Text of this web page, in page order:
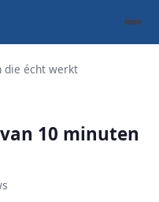
die écht werkt
10 minuten